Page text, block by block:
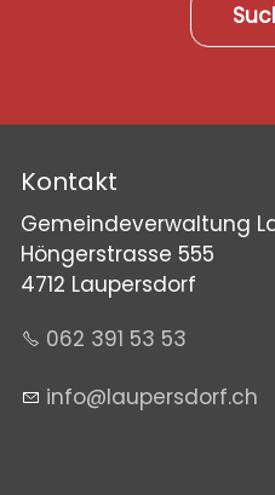
Kontakt
Gemeindeverwaltung
Höngerstrasse 555
4712 Laupersdorf
062 391 53 53
nf
l p rsd rf ch